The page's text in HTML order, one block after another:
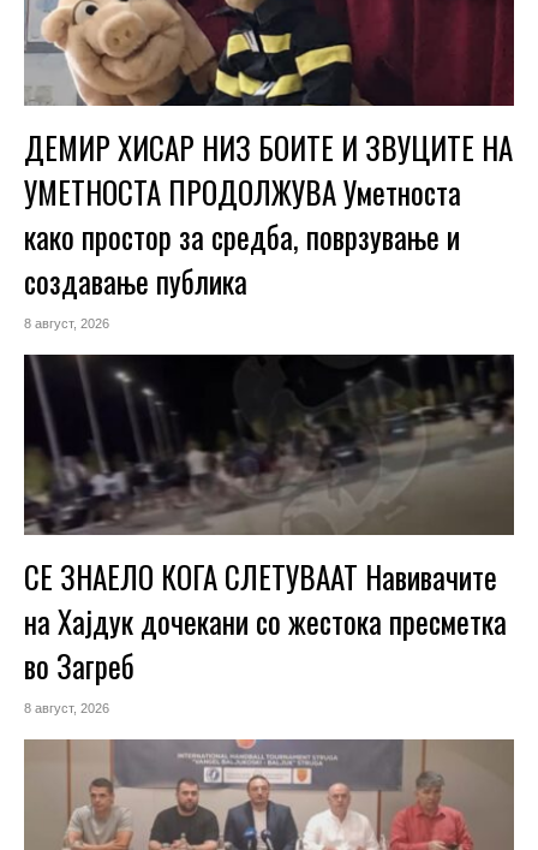
ДЕМИР ХИСАР НИЗ БОИТЕ И ЗВУЦИТЕ НА
УМЕТНОСТА ПРОДОЛЖУВА Уметноста
како простор за средба, поврзување и
создавање публика
8 август, 2026
СЕ ЗНАЕЛО КОГА СЛЕТУВААТ Навивачите
на Хајдук дочекани со жестока пресметка
во Загреб
8 август, 2026